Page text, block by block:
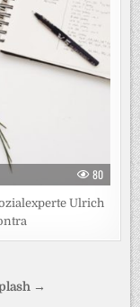
80
Ulrich
→